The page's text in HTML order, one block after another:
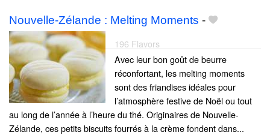
Nouvelle-Zélande : Melting Moments -
196 Flavors
Avec leur bon goût de beurre
réconfortant, les melting moments
sont des friandises idéales pour
l’atmosphère festive de Noël ou tout
au long de l’année à l’heure du thé. Originaires de Nouvelle-
Zélande, ces petits biscuits fourrés à la crème fondent dans...